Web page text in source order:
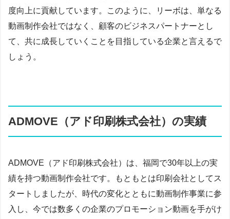
度向上に貢献しています。このように、リーボは、単なる
動画制作会社ではなく、顧客のビジネスパートナーとし
て、共に成長していくことを目指している企業と言えるで
しょう。
ADMOVE（アド印刷株式会社）の実績
ADMOVE（アド印刷株式会社）は、福岡で30年以上の実
績を持つ動画制作会社です。もともとは印刷会社としてス
タートしましたが、時代の変化とともに動画制作事業に参
入し、今では数多くの企業のプロモーション動画を手がけ